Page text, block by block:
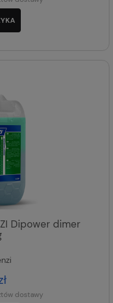
Dipower dimer
dostawy